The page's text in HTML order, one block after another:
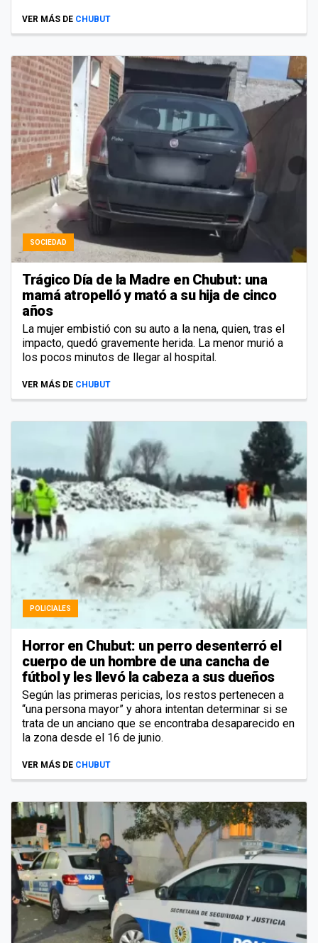
VER MÁS DE CHUBUT
SOCIEDAD
Trágico Día de la Madre en Chubut: una
mamá atropelló y mató a su hija de cinco
años
La mujer embistió con su auto a la nena, quien, tras el
impacto, quedó gravemente herida. La menor murió a
los pocos minutos de llegar al hospital.
VER MÁS DE CHUBUT
POLICIALES
Horror en Chubut: un perro desenterró el
cuerpo de un hombre de una cancha de
fútbol y les llevó la cabeza a sus dueños
Según las primeras pericias, los restos pertenecen a
“una persona mayor” y ahora intentan determinar si se
trata de un anciano que se encontraba desaparecido en
la zona desde el 16 de junio.
VER MÁS DE CHUBUT